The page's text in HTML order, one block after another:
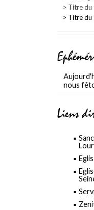
Titre du
Titre du
nous
Liens